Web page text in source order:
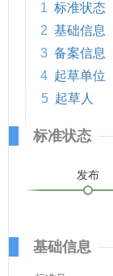
1 标准状态
2 基础信息
3 备案信息
4 起草单位
5 起草人
标准状态
发布
基础信息